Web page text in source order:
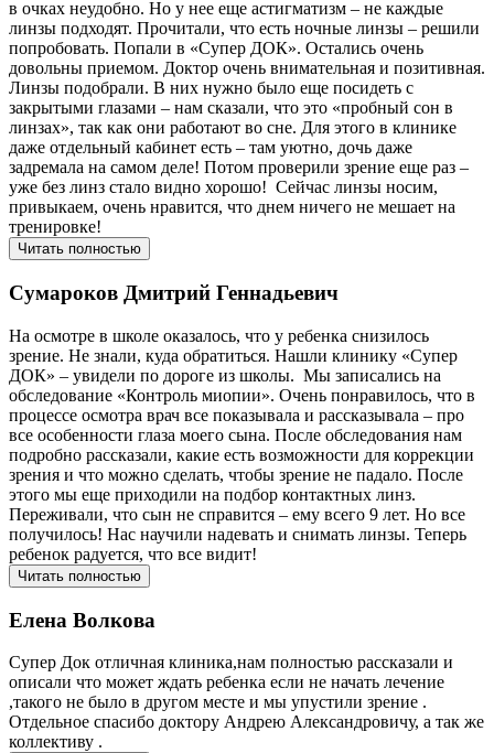
в очках неудобно. Но у нее еще астигматизм – не каждые
линзы подходят. Прочитали, что есть ночные линзы – решили
попробовать. Попали в «Супер ДОК». Остались очень
довольны приемом. Доктор очень внимательная и позитивная.
Линзы подобрали. В них нужно было еще посидеть с
закрытыми глазами – нам сказали, что это «пробный сон в
линзах», так как они работают во сне. Для этого в клинике
даже отдельный кабинет есть – там уютно, дочь даже
задремала на самом деле! Потом проверили зрение еще раз –
уже без линз стало видно хорошо! Сейчас линзы носим,
привыкаем, очень нравится, что днем ничего не мешает на
тренировке!
Читать полностью
Сумароков Дмитрий Геннадьевич
На осмотре в школе оказалось, что у ребенка снизилось
зрение. Не знали, куда обратиться. Нашли клинику «Супер
ДОК» – увидели по дороге из школы. Мы записались на
обследование «Контроль миопии». Очень понравилось, что в
процессе осмотра врач все показывала и рассказывала – про
все особенности глаза моего сына. После обследования нам
подробно рассказали, какие есть возможности для коррекции
зрения и что можно сделать, чтобы зрение не падало. После
этого мы еще приходили на подбор контактных линз.
Переживали, что сын не справится – ему всего 9 лет. Но все
получилось! Нас научили надевать и снимать линзы. Теперь
ребенок радуется, что все видит!
Читать полностью
Елена Волкова
Супер Док отличная клиника,нам полностью рассказали и
описали что может ждать ребенка если не начать лечение
,такого не было в другом месте и мы упустили зрение .
Отдельное спасибо доктору Андрею Александровичу, а так же
коллективу .